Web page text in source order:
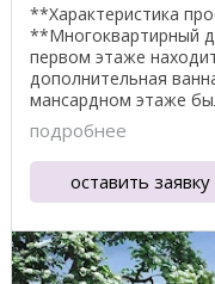
**Характеристика
**Многоквартирный
первом этаже
дополнительная
мансардном этаже
спальни с ...
подробнее
оставить заявку